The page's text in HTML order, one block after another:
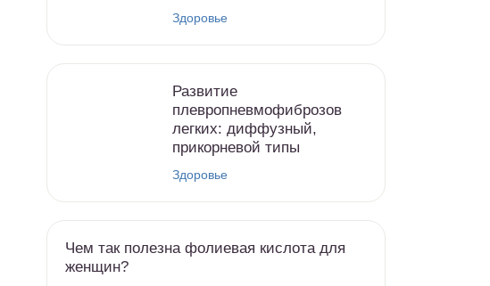
Здоровье
Развитие
плевропневмофиброзов
легких: диффузный,
прикорневой типы
Здоровье
Чем так полезна фолиевая кислота для
женщин?